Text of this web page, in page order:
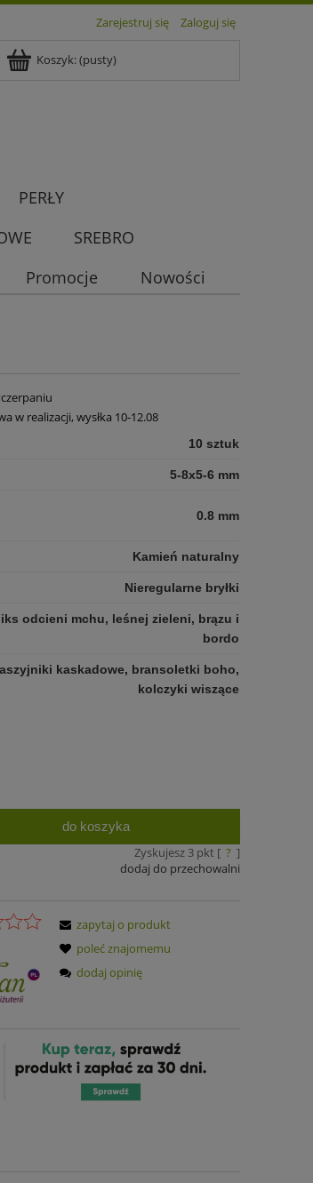
Zarejestruj się Zaloguj się
Koszyk:(pusty)
PERŁY
SREBRO
Promocje Nowości
w realizacji, wysłka 10-12.08
10 sztuk
5-8x5-6 mm
0.8 mm
Kamień naturalny
Nieregularne bryłki
odcieni mchu, leśnej zieleni, brązu i
bordo
kaskadowe, bransoletki boho,
kolczyki wiszące
do koszyka
Zyskujesz 3pkt [ ? ]
dodaj do przechowalni
zapytaj o produkt
poleć znajomemu
dodaj opinię